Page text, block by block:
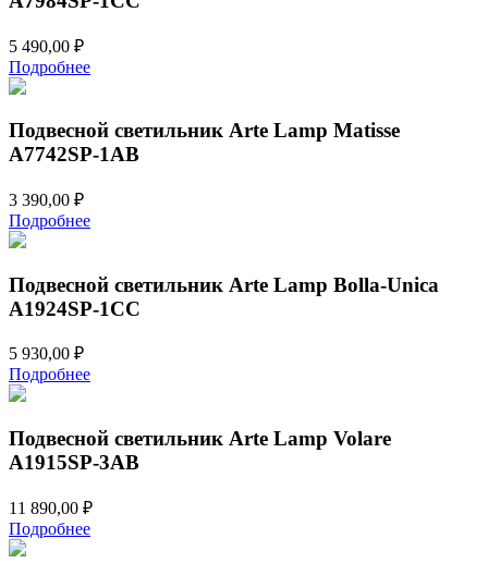
5 490,00 ₽
Подробнее
Подвесной светильник Arte Lamp Matisse
A7742SP-1AB
3 390,00 ₽
Подробнее
Подвесной светильник Arte Lamp Bolla-Unica
A1924SP-1CC
5 930,00 ₽
Подробнее
Подвесной светильник Arte Lamp Volare
A1915SP-3AB
11 890,00 ₽
Подробнее